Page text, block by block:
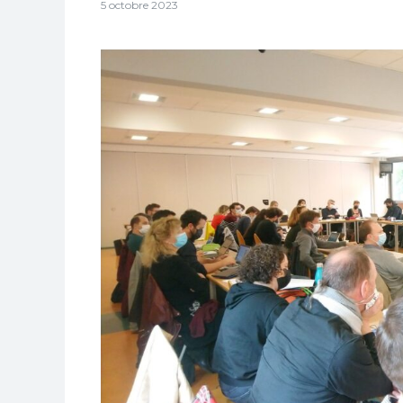
5 octobre 2023